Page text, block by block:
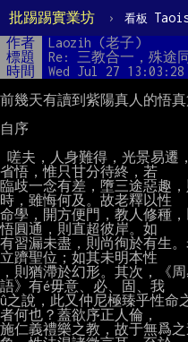
批踢踢實業坊 › 看板
作者 Laozih (老子)
標題
Re: 三教合一，殊途
時間
Wed Jul 27 13:03:28
前幾天有讀到紫陽真人的悟
自序
省悟，惟只甘分待終，若
臨歧一念有差，墮三途惡趣
時，雖悔何及。故老釋以性
命學，開方便門，教人修種
悟圓通，則直超彼岸。如
有習漏未盡，則尚徇於有生
立躋聖位；如其未明本性
，則猶滯於幻形。其次，《
語》有é毋意、必、固、我
û之說，此又仲尼極臻乎性命
者何也？蓋欲序正人倫，
施仁義禮樂之教，故于無爲